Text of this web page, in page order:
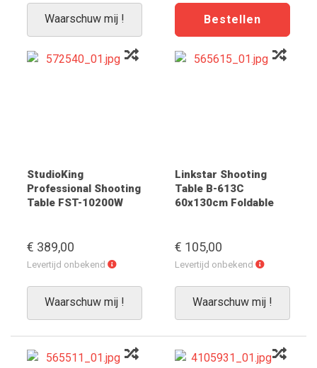
Waarschuw mij !
dan
dagen
StudioKing
Professional Shooting
Table FST-10200W
€ 389,00
Levertijd onbekend
Levertijd
Waarschuw mij !
Linkstar Shooting
Table B-613C
60x130cm Foldable
€ 105,00
Levertijd onbekend
Levertijd
Waarschuw mij !